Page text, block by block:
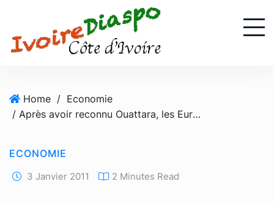
Home / Economie
/ Après avoir reconnu Ouattara, les Européens coincés pour le paiement de la dette ivoirienne
ECONOMIE
3 Janvier 2011 2 Minutes Read